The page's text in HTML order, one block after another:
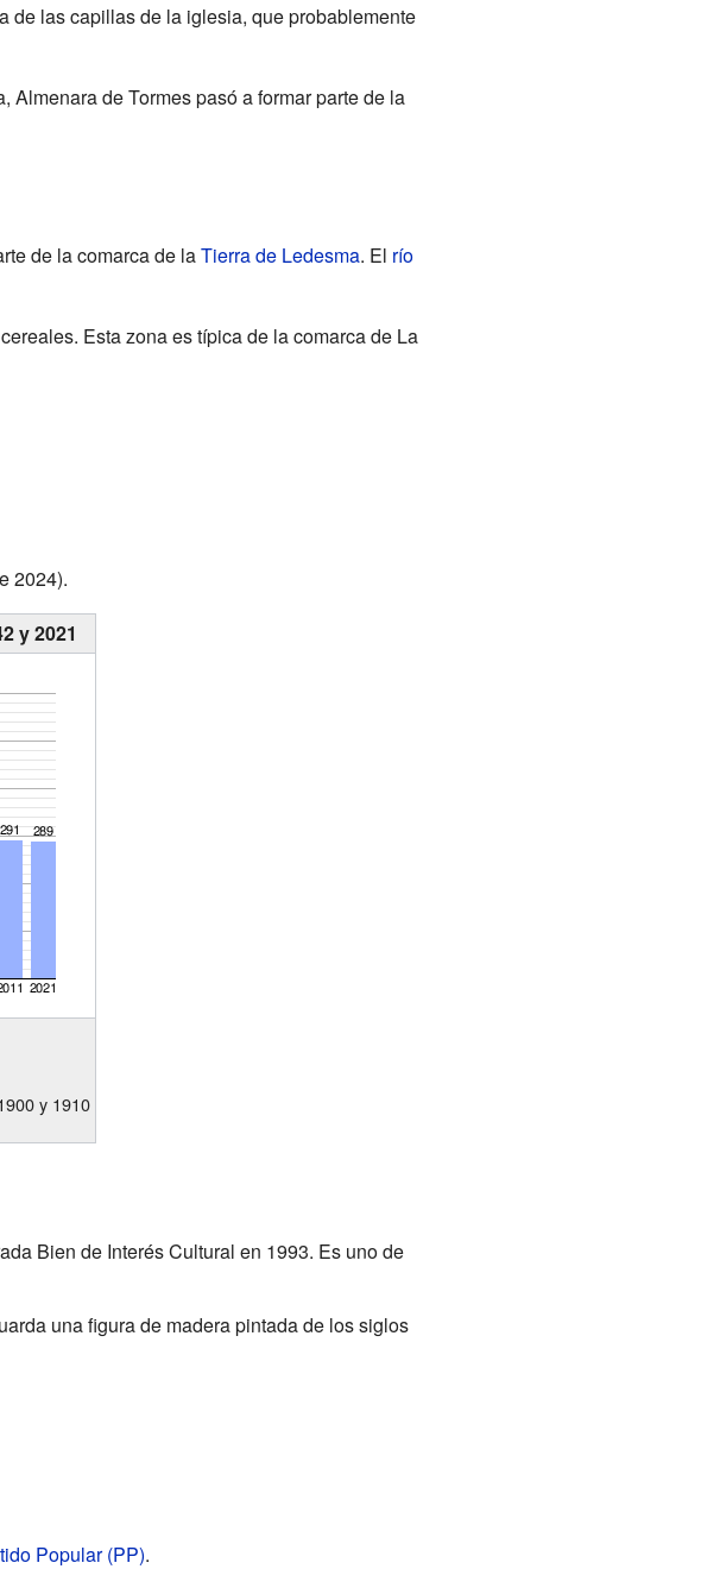
de las capillas de la iglesia, que probablemente
de Tormes pasó a formar parte de la
de la comarca de laTierra de Ledesma. El río
Esta zona es típica de la comarca de La
2024).
y 2021
y 1910
Bien de Interés Cultural en 1993. Es uno de
una figura de madera pintada de los siglos
Popular (PP).